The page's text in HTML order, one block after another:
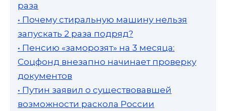
раза
• Почему стиральную машину нельзя
запускать 2 раза подряд?
• Пенсию «заморозят» на 3 месяца:
Соцфонд внезапно начинает проверку
документов
• Путин заявил о существовавшей
возможности раскола России